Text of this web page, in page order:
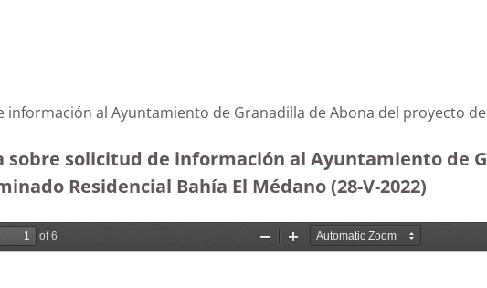
información al Ayuntamiento de Granadilla de Abona del proyecto
sobre solicitud de información al Ayuntamiento de
Residencial Bahía El Médano (28-V-2022)